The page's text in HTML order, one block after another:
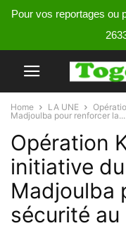
Pour vos reportages ou
Home LA UNE
Madjoulba pour renforcer la...
Opération
initiative
Madjoulba
sécurité au